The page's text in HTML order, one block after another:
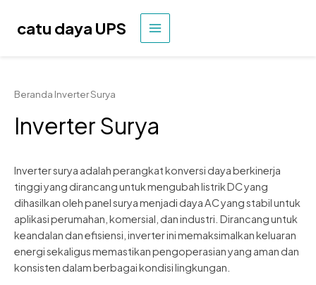
catu daya UPS
MENU
Beranda Inverter Surya
Inverter Surya
Inverter surya adalah perangkat konversi daya berkinerja
tinggi yang dirancang untuk mengubah listrik DC yang
dihasilkan oleh panel surya menjadi daya AC yang stabil untuk
aplikasi perumahan, komersial, dan industri. Dirancang untuk
keandalan dan efisiensi, inverter ini memaksimalkan keluaran
energi sekaligus memastikan pengoperasian yang aman dan
konsisten dalam berbagai kondisi lingkungan.